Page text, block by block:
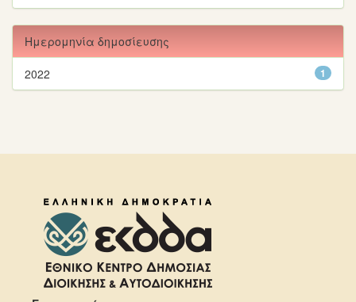
Ημερομηνία δημοσίευσης
1
2022